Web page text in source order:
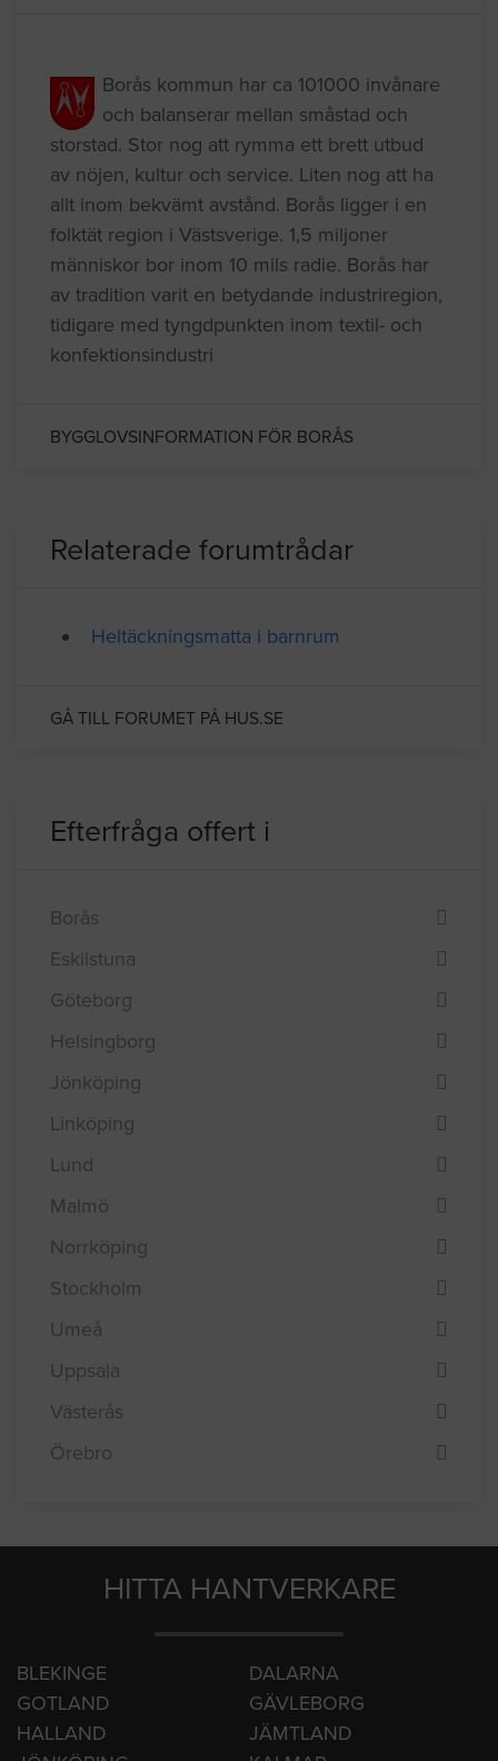
Borås kommun har ca 101000 invånare
och balanserar mellan småstad och
storstad. Stor nog att rymma ett brett utbud
av nöjen, kultur och service. Liten nog att ha
allt inom bekvämt avstånd. Borås ligger i en
folktät region i Västsverige. 1,5 miljoner
människor bor inom 10 mils radie. Borås har
av tradition varit en betydande industriregion,
tidigare med tyngdpunkten inom textil- och
konfektionsindustri
BYGGLOVSINFORMATION FÖR BORÅS
Relaterade forumtrådar
Heltäckningsmatta i barnrum
GÅ TILL FORUMET PÅ HUS.SE
Efterfråga offert i
Borås
Eskilstuna
Göteborg
Helsingborg
Jönköping
Linköping
Lund
Malmö
Norrköping
Stockholm
Umeå
Uppsala
Västerås
Örebro
HITTA HANTVERKARE
BLEKINGE
DALARNA
GOTLAND
GÄVLEBORG
HALLAND
JÄMTLAND